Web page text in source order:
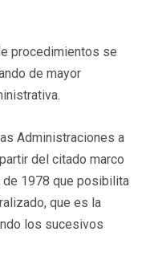
procedimientos se
de mayor
Administraciones a
del citado marco
1978 que posibilita
que es la
los sucesivos